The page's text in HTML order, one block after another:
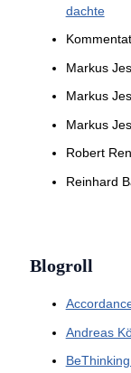
dachte
Markus
Markus
Markus
Robert
Reinhard
Blogroll
Andreas